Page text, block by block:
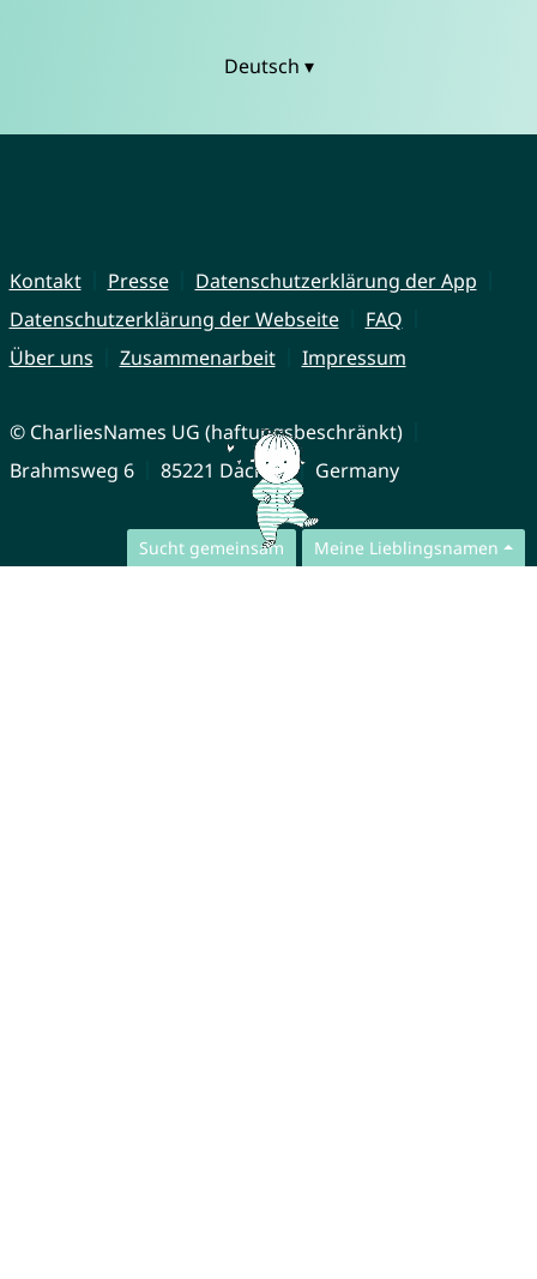
Sucht gemeinsam Meine Lieblingsnamen
Deutsch ▾
Kontakt Presse
Datenschutzerklärung der App
Datenschutzerklärung der Webseite
FAQ
Über uns
Zusammenarbeit Impressum
© CharliesNames UG (haftungsbeschränkt)
Brahmsweg 6
85221 Dachau Germany